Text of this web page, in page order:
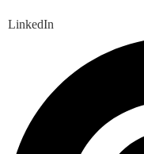
LinkedIn